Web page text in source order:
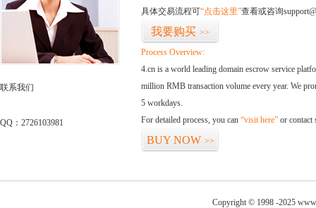
联系我们
QQ：2726103981
具体交易流程可“点击这里”查看或咨询
我要购买 >>
Process Overview:
4.cn is a world leading domain escrow service
million RMB transaction volume every year. We
5 workdays.
For detailed process, you can “visit here” or contact
BUY NOW >>
Copyright © 1998 -2025